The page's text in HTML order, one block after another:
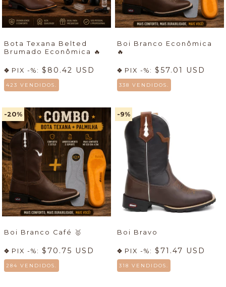
Bota Texana Belted
Brumado Econômica
🔥
PIX -%: $80.42 USD
423 VENDIDOS.
Boi Branco Econômica
🔥
PIX -%: $57.01 USD
338 VENDIDOS.
-20%
Boi Branco Café 🥇
PIX -%: $70.75 USD
284 VENDIDOS.
-9%
Boi Bravo
PIX -%: $71.47 USD
318 VENDIDOS.